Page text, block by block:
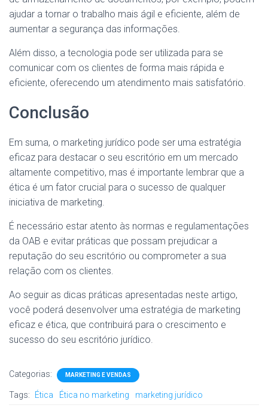
ajudar a tornar o trabalho mais ágil e eficiente, além de
aumentar a segurança das informações.
Além disso, a tecnologia pode ser utilizada para se
comunicar com os clientes de forma mais rápida e
eficiente, oferecendo um atendimento mais satisfatório.
Conclusão
Em suma, o marketing jurídico pode ser uma estratégia
eficaz para destacar o seu escritório em um mercado
altamente competitivo, mas é importante lembrar que a
ética é um fator crucial para o sucesso de qualquer
iniciativa de marketing.
É necessário estar atento às normas e regulamentações
da OAB e evitar práticas que possam prejudicar a
reputação do seu escritório ou comprometer a sua
relação com os clientes.
Ao seguir as dicas práticas apresentadas neste artigo,
você poderá desenvolver uma estratégia de marketing
eficaz e ética, que contribuirá para o crescimento e
sucesso do seu escritório jurídico.
Categorias: MARKETING E VENDAS
Tags: Ética Ética no marketing marketing jurídico